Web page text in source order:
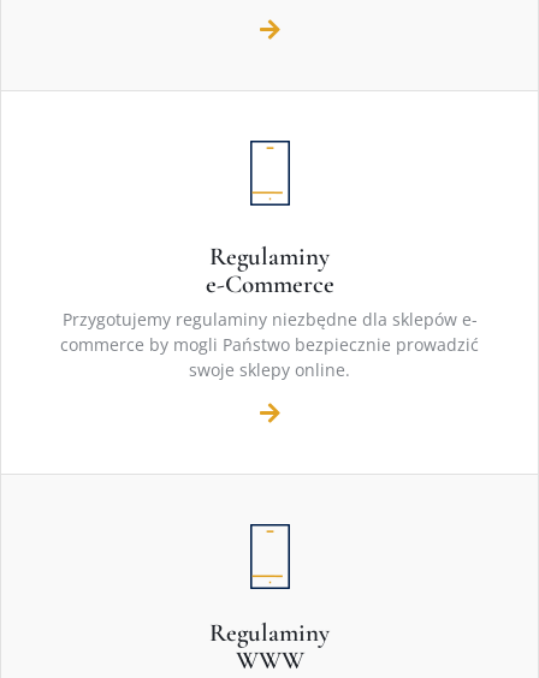
Regulaminy
e-Commerce
Przygotujemy regulaminy niezbędne dla sklepów e-
commerce by mogli Państwo bezpiecznie prowadzić
swoje sklepy online.
Regulaminy
WWW